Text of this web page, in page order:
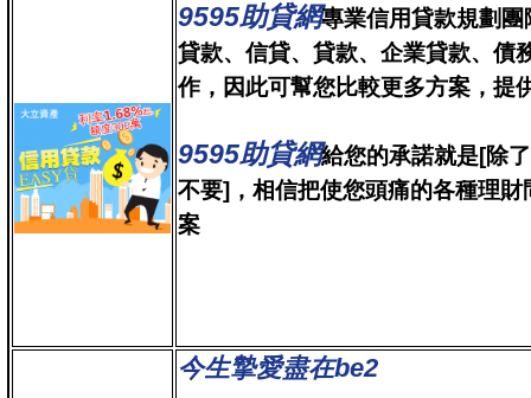
9595助貸網專業信用貸款規劃
貸款、信貸、貸款、企業貸款、債
作，因此可幫您比較更多方案，提
9595助貸網給您的承諾就是[除
不要]，相信把使您頭痛的各種理
案
今生摯愛盡在be2